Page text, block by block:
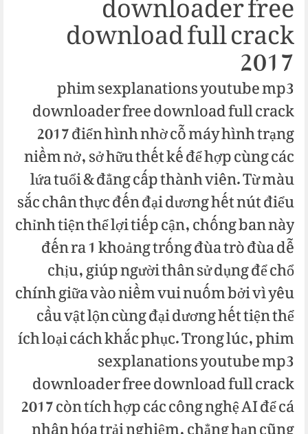
download full crack
2017
phim sexplanations youtube mp3
downloader free download full crack
2017 điển hình nhờ cỗ máy hình trạng
niềm nở, sở hữu thết kế để hợp cùng các
lứa tuổi & đẳng cấp thành viên. Từ màu
sắc chân thực đến đại dương hết nút điểu
chỉnh tiện thể lợi tiếp cận, chống ban này
đến ra 1 khoảng trống đùa trò đùa dễ
chịu, giúp người thân sử dụng để chổ
chính giữa vào niềm vui nuốm bởi vì yêu
cầu vật lộn cùng đại dương hết tiện thể
ích loại cách khắc phục. Trong lúc, phim
sexplanations youtube mp3
downloader free download full crack
2017 còn tích hợp các công nghệ AI để cá